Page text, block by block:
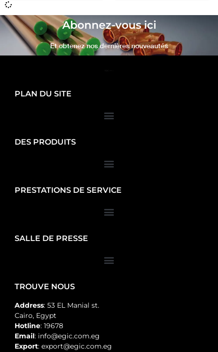
Abonnez-vous ici
Et obtenez nos dernières nouveautés
PLAN DU SITE
DES PRODUITS
PRESTATIONS DE SERVICE
SALLE DE PRESSE
TROUVE NOUS
Address: 53 EL Manial st.
Cairo, Egypt
Hotline: 19678
Email: info@egic.com.eg
Export: export@egic.com.eg